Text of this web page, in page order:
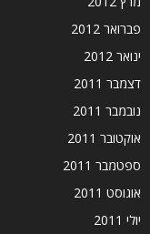
פברואר 2012
ינואר 2012
דצמבר 2011
נובמבר 2011
אוקטובר 2011
ספטמבר 2011
אוגוסט 2011
יולי 2011